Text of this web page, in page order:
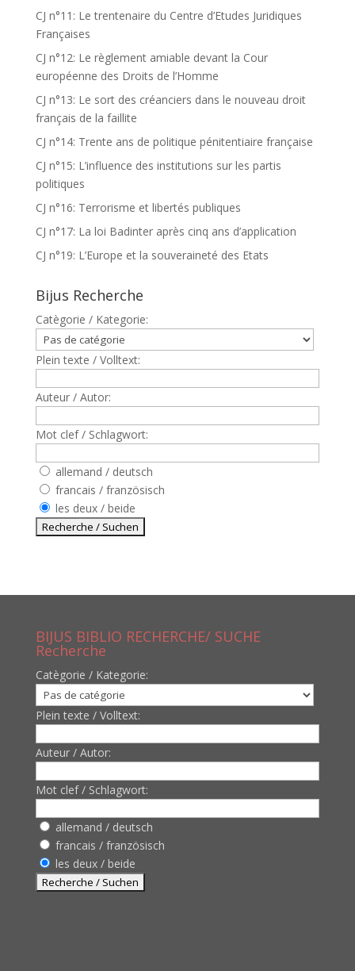
CJ n°11: Le trentenaire du Centre d’Etudes Juridiques
Françaises
CJ n°12: Le règlement amiable devant la Cour
européenne des Droits de l’Homme
CJ n°13: Le sort des créanciers dans le nouveau droit
français de la faillite
CJ n°14: Trente ans de politique pénitentiaire française
CJ n°15: L’influence des institutions sur les partis
politiques
CJ n°16: Terrorisme et libertés publiques
CJ n°17: La loi Badinter après cinq ans d’application
CJ n°19: L’Europe et la souveraineté des Etats
Bijus Recherche
Catègorie / Kategorie:
Plein texte / Volltext:
Auteur / Autor:
Mot clef / Schlagwort:
allemand / deutsch
francais / französisch
les deux / beide
BIJUS BIBLIO RECHERCHE/ SUCHE
Recherche
Catègorie / Kategorie:
Plein texte / Volltext:
Auteur / Autor:
Mot clef / Schlagwort:
allemand / deutsch
francais / französisch
les deux / beide